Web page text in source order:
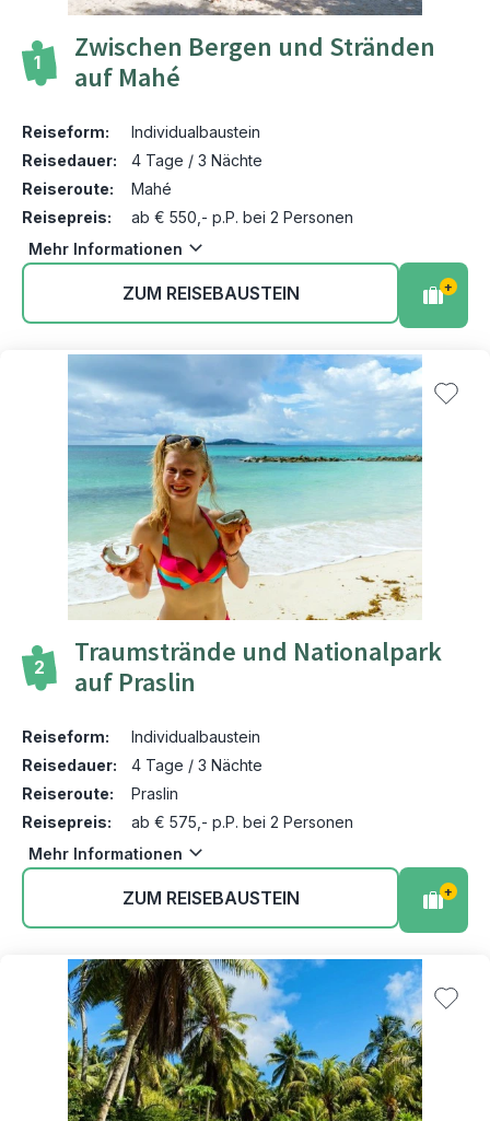
1
Zwischen Bergen und Stränden
auf Mahé
Reiseform:
Individualbaustein
Reisedauer:
4 Tage / 3 Nächte
Reiseroute:
Mahé
Reisepreis:
ab € 550,- p.P. bei 2 Personen
Mehr Informationen
ZUM REISEBAUSTEIN +
2
Traumstrände und Nationalpark
auf Praslin
Reiseform:
Individualbaustein
Reisedauer:
4 Tage / 3 Nächte
Reiseroute:
Praslin
Reisepreis:
ab € 575,- p.P. bei 2 Personen
Mehr Informationen
ZUM REISEBAUSTEIN +